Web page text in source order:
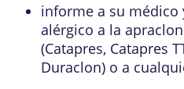
informe a su médico
alérgico a la
(Catapres, Catapres
Duraclon) o a